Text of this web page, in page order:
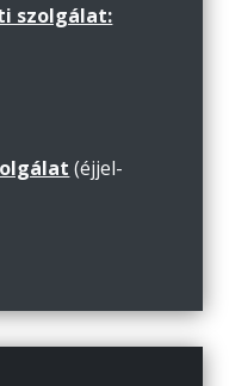
szolgálat:
(éjjel-